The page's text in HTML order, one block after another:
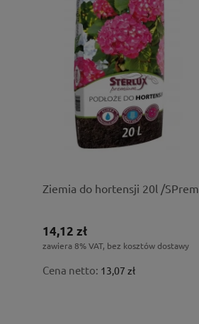
Ziemia do hortensji 20l /
14,12 zł
zawiera 8% VAT, bez kosztów dostawy
Cena netto: 13,07 zł